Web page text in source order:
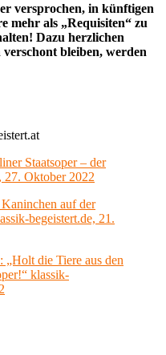
versprochen, in künftigen
mehr als „Requisiten“ zu
Dazu herzlichen
bleiben, werden
Staatsoper – der
27. Oktober 2022
auf der
begeistert.de, 21.
„Holt die Tiere aus den
klassik-